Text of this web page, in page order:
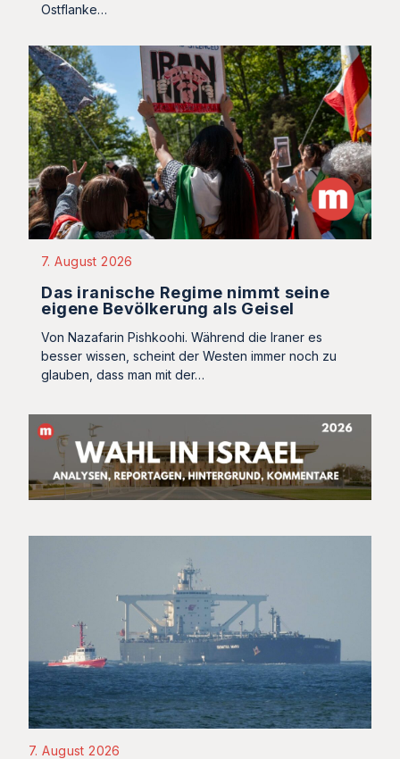
Ostflanke…
7. August 2026
Das iranische Regime nimmt seine
eigene Bevölkerung als Geisel
Von Nazafarin Pishkoohi. Während die Iraner es
besser wissen, scheint der Westen immer noch zu
glauben, dass man mit der…
7. August 2026